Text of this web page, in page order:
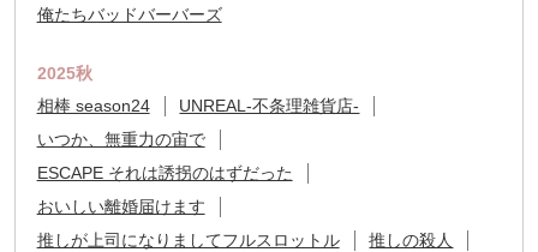
俺たちバッドバーバーズ
2025秋
相棒 season24
UNREAL-不条理雑貨店-
いつか、無重力の宙で
ESCAPE それは誘拐のはずだった
おいしい離婚届けます
推しが上司になりましてフルスロットル
推しの殺人